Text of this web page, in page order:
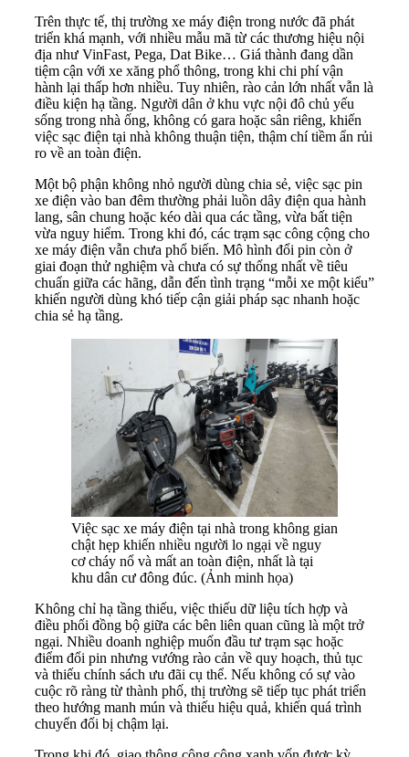
Trên thực tế, thị trường xe máy điện trong nước đã phát
triển khá mạnh, với nhiều mẫu mã từ các thương hiệu nội
địa như VinFast, Pega, Dat Bike… Giá thành đang dần
tiệm cận với xe xăng phổ thông, trong khi chi phí vận
hành lại thấp hơn nhiều. Tuy nhiên, rào cản lớn nhất vẫn là
điều kiện hạ tầng. Người dân ở khu vực nội đô chủ yếu
sống trong nhà ống, không có gara hoặc sân riêng, khiến
việc sạc điện tại nhà không thuận tiện, thậm chí tiềm ẩn rủi
ro về an toàn điện.
Một bộ phận không nhỏ người dùng chia sẻ, việc sạc pin
xe điện vào ban đêm thường phải luồn dây điện qua hành
lang, sân chung hoặc kéo dài qua các tầng, vừa bất tiện
vừa nguy hiểm. Trong khi đó, các trạm sạc công cộng cho
xe máy điện vẫn chưa phổ biến. Mô hình đổi pin còn ở
giai đoạn thử nghiệm và chưa có sự thống nhất về tiêu
chuẩn giữa các hãng, dẫn đến tình trạng “mỗi xe một kiểu”
khiến người dùng khó tiếp cận giải pháp sạc nhanh hoặc
chia sẻ hạ tầng.
Việc sạc xe máy điện tại nhà trong không gian
chật hẹp khiến nhiều người lo ngại về nguy
cơ cháy nổ và mất an toàn điện, nhất là tại
khu dân cư đông đúc. (Ảnh minh họa)
Không chỉ hạ tầng thiếu, việc thiếu dữ liệu tích hợp và
điều phối đồng bộ giữa các bên liên quan cũng là một trở
ngại. Nhiều doanh nghiệp muốn đầu tư trạm sạc hoặc
điểm đổi pin nhưng vướng rào cản về quy hoạch, thủ tục
và thiếu chính sách ưu đãi cụ thể. Nếu không có sự vào
cuộc rõ ràng từ thành phố, thị trường sẽ tiếp tục phát triển
theo hướng manh mún và thiếu hiệu quả, khiến quá trình
chuyển đổi bị chậm lại.